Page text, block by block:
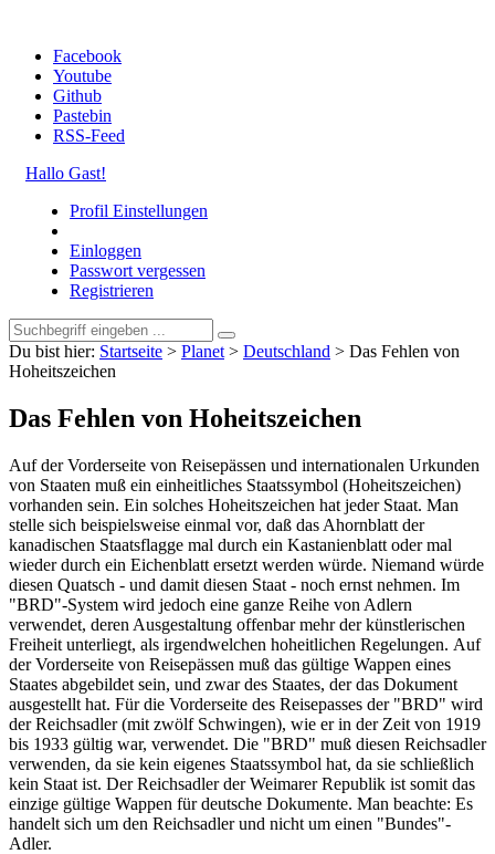
Facebook
Youtube
Github
Pastebin
RSS-Feed
Hallo Gast!
Profil Einstellungen
Einloggen
Passwort vergessen
Registrieren
Du bist hier: Startseite > Planet > Deutschland > Das Fehlen von
Hoheitszeichen
Das Fehlen von Hoheitszeichen
Auf der Vorderseite von Reisepässen und internationalen Urkunden
von Staaten muß ein einheitliches Staatssymbol (Hoheitszeichen)
vorhanden sein. Ein solches Hoheitszeichen hat jeder Staat. Man
stelle sich beispielsweise einmal vor, daß das Ahornblatt der
kanadischen Staatsflagge mal durch ein Kastanienblatt oder mal
wieder durch ein Eichenblatt ersetzt werden würde. Niemand würde
diesen Quatsch - und damit diesen Staat - noch ernst nehmen. Im
"BRD"-System wird jedoch eine ganze Reihe von Adlern
verwendet, deren Ausgestaltung offenbar mehr der künstlerischen
Freiheit unterliegt, als irgendwelchen hoheitlichen Regelungen. Auf
der Vorderseite von Reisepässen muß das gültige Wappen eines
Staates abgebildet sein, und zwar des Staates, der das Dokument
ausgestellt hat. Für die Vorderseite des Reisepasses der "BRD" wird
der Reichsadler (mit zwölf Schwingen), wie er in der Zeit von 1919
bis 1933 gültig war, verwendet. Die "BRD" muß diesen Reichsadler
verwenden, da sie kein eigenes Staatssymbol hat, da sie schließlich
kein Staat ist. Der Reichsadler der Weimarer Republik ist somit das
einzige gültige Wappen für deutsche Dokumente. Man beachte: Es
handelt sich um den Reichsadler und nicht um einen "Bundes"-
Adler.